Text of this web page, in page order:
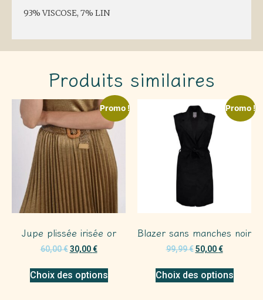
93% VISCOSE, 7% LIN
Produits similaires
Promo !
Jupe plissée irisée or
60,00€ 30,00€
Choix des options
Promo !
Blazer sans manches noir
99,99€ 50,00€
Choix des options